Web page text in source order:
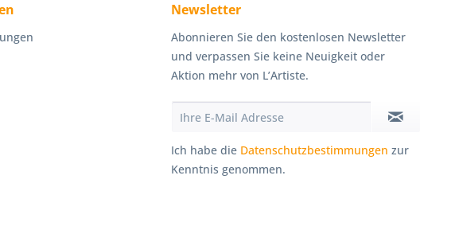
Newsletter
Abonnieren Sie den kostenlosen Newsletter
und verpassen Sie keine Neuigkeit oder
Aktion mehr von L’Artiste.
Ich habe die Datenschutzbestimmungen zur
Kenntnis genommen.